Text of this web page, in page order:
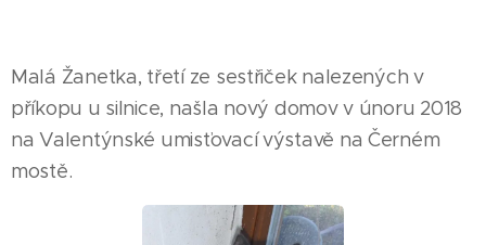
Malá Žanetka, třetí ze sestřiček nalezených v
příkopu u silnice, našla nový domov v únoru 2018
na Valentýnské umisťovací výstavě na Černém
mostě.